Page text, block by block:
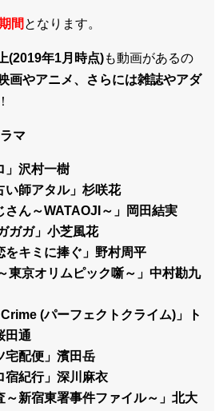
間 となります。
(2019年1月時点)も動画があるの
画やアニメ、さらには雑誌やアダ
マ
」沢村一樹
い師アタル」杉咲花
さん～WATAOJI～」岡田結実
ガガ」小芝風花
をキミに捧ぐ」野村周平
東京オリムピック噺～」中村勘九
(パーフェクトクライム)」ト
田通
宅配便」濱田岳
宿紀行」深川麻衣
～新宿東署事件ファイル～」北大